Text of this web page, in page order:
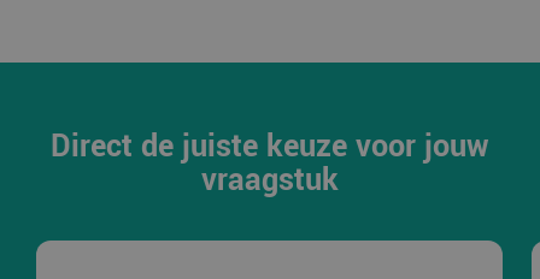
Direct de juiste keuze voor jouw
vraagstuk